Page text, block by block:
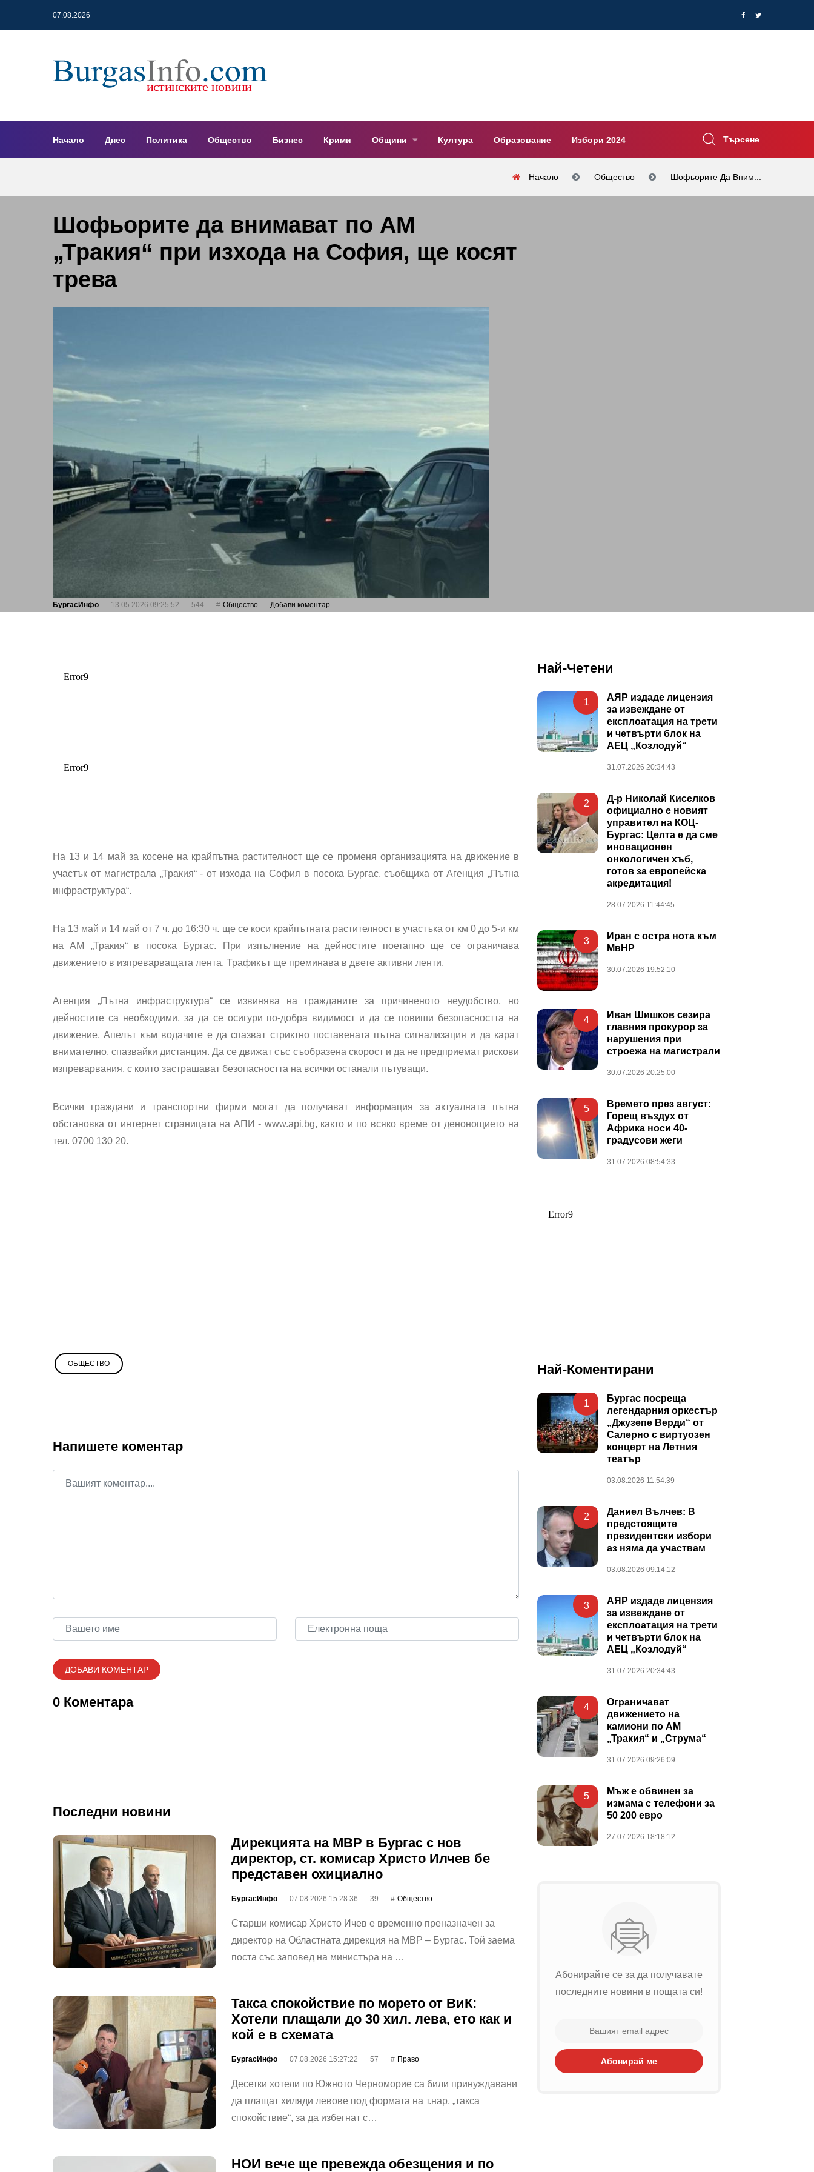
07.08.2026
Начало Днес Политика Общество Бизнес Крими Общини Култура Образование Избори 2024 Търсене
Начало Общество Шофьорите Да Вним...
Шофьорите да внимават по АМ
„Тракия“ при изхода на София, ще косят
трева
БургасИнфо 13.05.2026 09:25:52 544 Общество Добави коментар
На 13 и 14 май за косене на крайпътна растителност ще се променя организацията на движение в
участък от магистрала „Тракия“ - от изхода на София в посока Бургас, съобщиха от Агенция „Пътна
инфраструктура“.
На 13 май и 14 май от 7 ч. до 16:30 ч. ще се коси крайпътната растителност в участъка от км 0 до 5-и км
на АМ „Тракия“ в посока Бургас. При изпълнение на дейностите поетапно ще се ограничава
движението в изпреварващата лента. Трафикът ще преминава в двете активни ленти.
Агенция „Пътна инфраструктура“ се извинява на гражданите за причиненото неудобство, но
дейностите са необходими, за да се осигури по-добра видимост и да се повиши безопасността на
движение. Апелът към водачите е да спазват стриктно поставената пътна сигнализация и да карат
внимателно, спазвайки дистанция. Да се движат със съобразена скорост и да не предприемат рискови
изпреварвания, с които застрашават безопасността на всички останали пътуващи.
Всички граждани и транспортни фирми могат да получават информация за актуалната пътна
обстановка от интернет страницата на АПИ - www.api.bg, както и по всяко време от денонощието на
тел. 0700 130 20.
ОБЩЕСТВО
Напишете коментар
0 Коментара
Последни новини
Дирекцията на МВР в Бургас с нов
директор, ст. комисар Христо Илчев бе
представен охициално
БургасИнфо 07.08.2026 15:28:36 39 Общество
Старши комисар Христо Ичев е временно преназначен за
директор на Областната дирекция на МВР – Бургас. Той заема
поста със заповед на министъра на …
Такса спокойствие по морето от ВиК:
Хотели плащали до 30 хил. лева, ето как и
кой е в схемата
БургасИнфо 07.08.2026 15:27:22 57 Право
Десетки хотели по Южното Черноморие са били принуждавани
да плащат хиляди левове под формата на т.нар. „такса
спокойствие“, за да избегнат с…
НОИ вече ще превежда обезщения и по
Най-Четени
1
АЯР издаде лицензия
за извеждане от
експлоатация на трети
и четвърти блок на
АЕЦ „Козлодуй“
31.07.2026 20:34:43
2
Д-р Николай Киселков
официално е новият
управител на КОЦ-
Бургас: Целта е да сме
иновационен
онкологичен хъб,
готов за европейска
акредитация!
28.07.2026 11:44:45
3
Иран с остра нота към
МвНР
30.07.2026 19:52:10
4
Иван Шишков сезира
главния прокурор за
нарушения при
строежа на магистрали
30.07.2026 20:25:00
5
Времето през август:
Горещ въздух от
Африка носи 40-
градусови жеги
31.07.2026 08:54:33
Най-Коментирани
1
Бургас посреща
легендарния оркестър
„Джузепе Верди“ от
Салерно с виртуозен
концерт на Летния
театър
03.08.2026 11:54:39
2
Даниел Вълчев: В
предстоящите
президентски избори
аз няма да участвам
03.08.2026 09:14:12
3
АЯР издаде лицензия
за извеждане от
експлоатация на трети
и четвърти блок на
АЕЦ „Козлодуй“
31.07.2026 20:34:43
4
Ограничават
движението на
камиони по АМ
„Тракия“ и „Струма“
31.07.2026 09:26:09
5
Мъж е обвинен за
измама с телефони за
50 200 евро
27.07.2026 18:18:12
Абонирайте се за да получавате
последните новини в пощата си!
Абонирай ме